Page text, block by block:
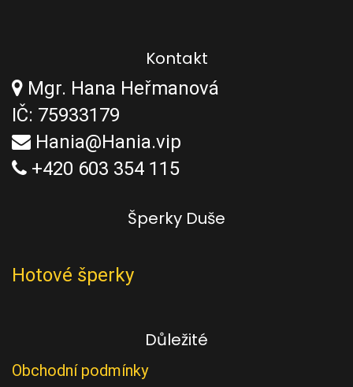
Kontakt
Mgr. Hana Heřmanová
IČ: 75933179
Hania@Hania.vip
+420 603 354 115
Šperky Duše
Hotové šperky
Důležité
Obchodní podmínky